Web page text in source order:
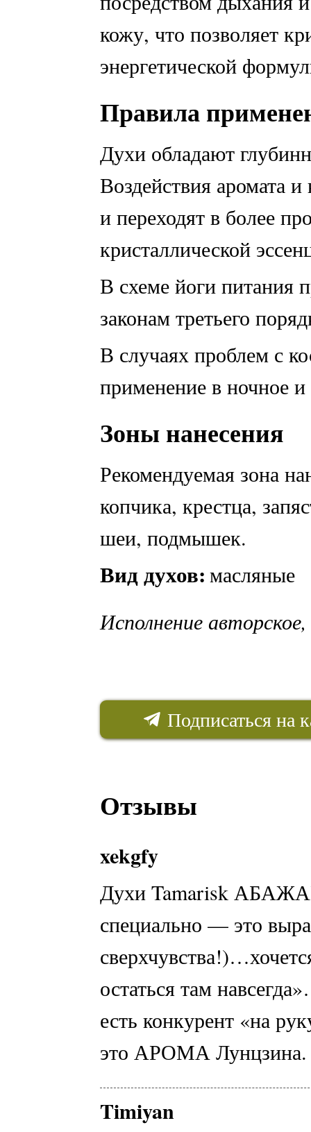
кожу, что позволяет
энергетической
Правила
Духи обладают
Воздействия аромата
и переходят в более
кристаллической
В схеме йоги питания
законам третьего
В случаях проблем с
применение в ночное
Зоны нанесения
Рекомендуемая зона
копчика, крестца,
шеи, подмышек.
Вид духов: масляные
Исполнение
Подписаться на
Отзывы
xekgfy
Духи Tamarisk
специально — это
остаться там
есть конкурент «на
это АРОМА Лунцзина.
Timiyan